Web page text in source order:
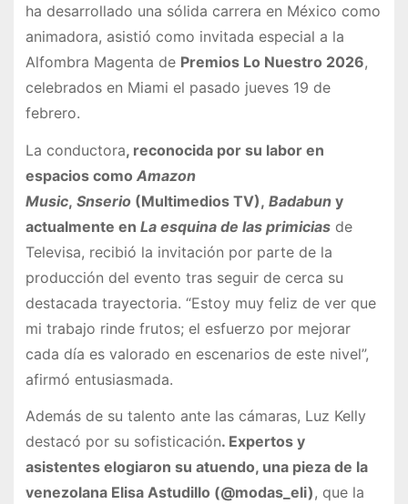
ha desarrollado una sólida carrera en México como
animadora, asistió como invitada especial a la
Alfombra Magenta de Premios Lo Nuestro 2026,
celebrados en Miami el pasado jueves 19 de
febrero.
La conductora, reconocida por su labor en
espacios como Amazon
Music, Snserio(Multimedios TV), Badabuny
actualmente en La esquina de las primiciasde
Televisa, recibió la invitación por parte de la
producción del evento tras seguir de cerca su
destacada trayectoria. “Estoy muy feliz de ver que
mi trabajo rinde frutos; el esfuerzo por mejorar
cada día es valorado en escenarios de este nivel”,
afirmó entusiasmada.
Además de su talento ante las cámaras, Luz Kelly
destacó por su sofisticación. Expertos y
asistentes elogiaron su atuendo, una pieza de la
venezolana Elisa Astudillo (@modas_eli), que la